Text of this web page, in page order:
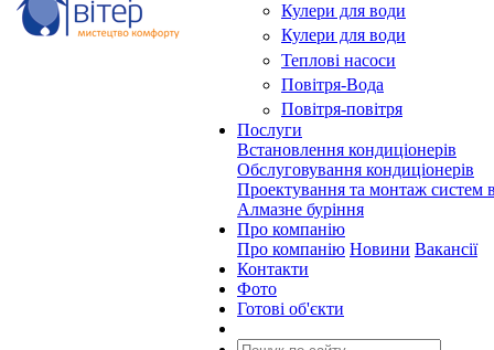
Кулери для води
Кулери для води
Теплові насоси
Повітря-Вода
Повітря-повітря
Послуги
Встановлення кондиціонерів
Обслуговування кондиціонерів
Проектування та монтаж систем
Алмазне буріння
Про компанію
Про компанію Новини Вакансії
Контакти
Фото
Готові об'єкти